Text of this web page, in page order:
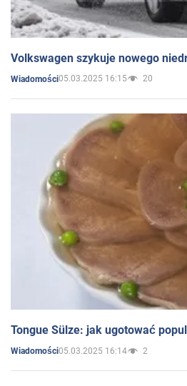
Volkswagen szykuje nowego
Wiadomości05.03.2025 16:15 20
Tongue Sülze: jak ugotować
Wiadomości05.03.2025 16:14 2